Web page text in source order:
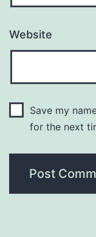
Website
Save my
for the next